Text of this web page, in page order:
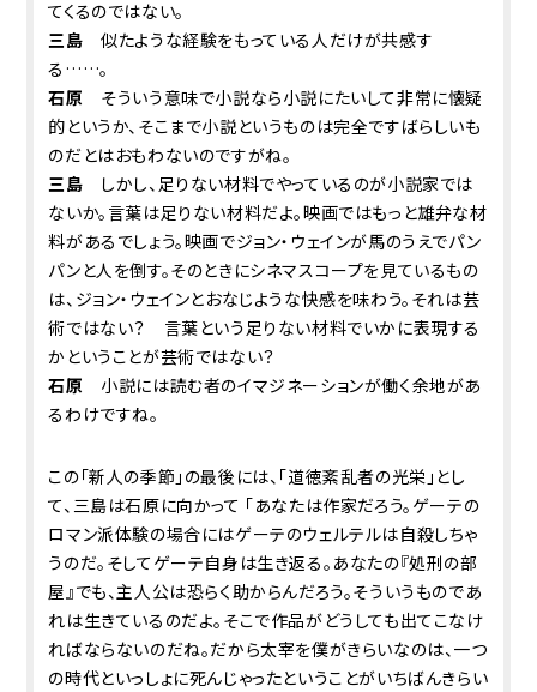
てくるのではない。
三島似たような経験をもっている人だけが共感す
る……。
石原 そういう意味で小説なら小説にたいして非常に懐疑
的というか、そこまで小説というものは完全ですばらしいも
のだとはおもわないのですがね。
三島 しかし、足りない材料でやっているのが小説家では
ないか。言葉は足りない材料だよ。映画ではもっと雄弁な材
料があるでしょう。映画でジョン・ウェインが馬のうえでパン
パンと人を倒す。そのときにシネマスコープを見ているもの
は、ジョン・ウェインとおなじような快感を味わう。それは芸
術ではない？ 言葉という足りない材料でいかに表現する
かということが芸術ではない？
石原 小説には読む者のイマジネーションが働く余地があ
るわけですね。
この「新人の季節」の最後には、「道徳紊乱者の光栄」とし
て、三島は石原に向かって 「あなたは作家だろう。ゲーテの
ロマン派体験の場合にはゲーテのウェルテルは自殺しちゃ
うのだ。そしてゲーテ自身は生き返る。あなたの『処刑の部
屋』でも、主人公は恐らく助からんだろう。そういうものであ
れは生きているのだよ。そこで作品がどうしても出てこなけ
ればならないのだね。だから太宰を僕がきらいなのは、一つ
の時代といっしょに死んじゃったということがいちばんきらい